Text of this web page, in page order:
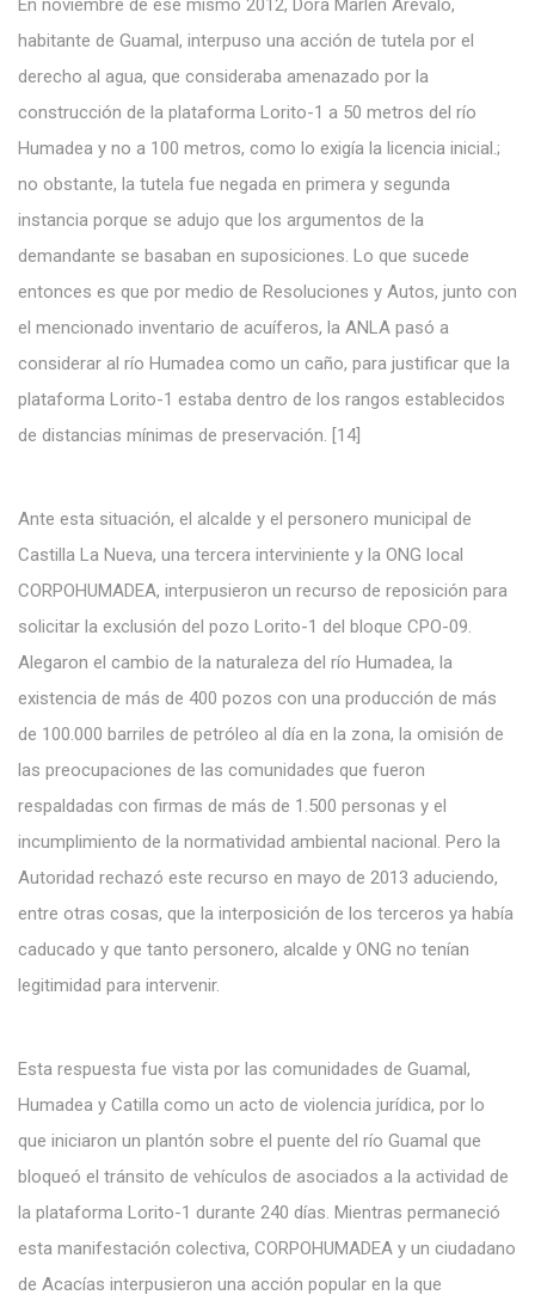
habitante de Guamal, interpuso una acción de tutela por el
derecho al agua, que consideraba amenazado por la
construcción de la plataforma Lorito-1 a 50 metros del río
Humadea y no a 100 metros, como lo exigía la licencia inicial.;
no obstante, la tutela fue negada en primera y segunda
instancia porque se adujo que los argumentos de la
demandante se basaban en suposiciones. Lo que sucede
entonces es que por medio de Resoluciones y Autos, junto con
el mencionado inventario de acuíferos, la ANLA pasó a
considerar al río Humadea como un caño, para justificar que la
plataforma Lorito-1 estaba dentro de los rangos establecidos
de distancias mínimas de preservación. [14]
Ante esta situación, el alcalde y el personero municipal de
Castilla La Nueva, una tercera interviniente y la ONG local
CORPOHUMADEA, interpusieron un recurso de reposición para
solicitar la exclusión del pozo Lorito-1 del bloque CPO-09.
Alegaron el cambio de la naturaleza del río Humadea, la
existencia de más de 400 pozos con una producción de más
de 100.000 barriles de petróleo al día en la zona, la omisión de
las preocupaciones de las comunidades que fueron
respaldadas con firmas de más de 1.500 personas y el
incumplimiento de la normatividad ambiental nacional. Pero la
Autoridad rechazó este recurso en mayo de 2013 aduciendo,
entre otras cosas, que la interposición de los terceros ya había
caducado y que tanto personero, alcalde y ONG no tenían
legitimidad para intervenir.
Esta respuesta fue vista por las comunidades de Guamal,
Humadea y Catilla como un acto de violencia jurídica, por lo
que iniciaron un plantón sobre el puente del río Guamal que
bloqueó el tránsito de vehículos de asociados a la actividad de
la plataforma Lorito-1 durante 240 días. Mientras permaneció
esta manifestación colectiva, CORPOHUMADEA y un ciudadano
de Acacías interpusieron una acción popular en la que